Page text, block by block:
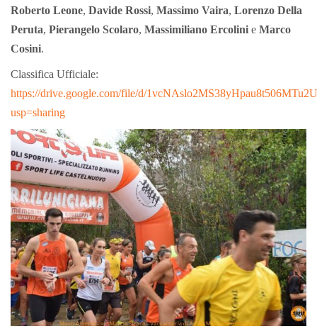
Roberto Leone, Davide Rossi, Massimo Vaira, Lorenzo Della
Peruta, Pierangelo Scolaro, Massimiliano Ercolini e Marco
Cosini.
Classifica Ufficiale:
https://drive.google.com/file/d/
usp=sharing